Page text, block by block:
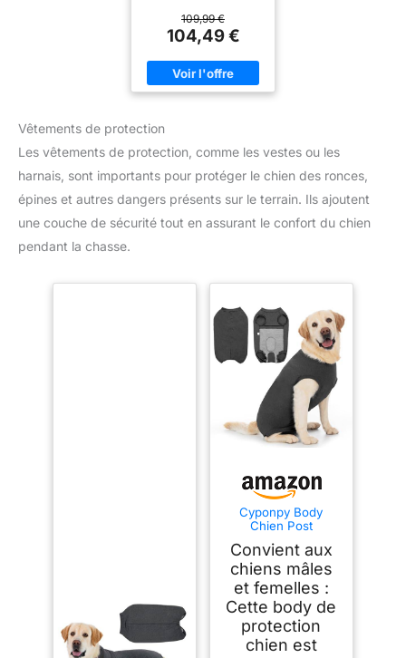
109,99 €
104,49 €
Vêtements de protection
Les vêtements de protection, comme les vestes ou les
harnais, sont importants pour protéger le chien des ronces,
épines et autres dangers présents sur le terrain. Ils ajoutent
une couche de sécurité tout en assurant le confort du chien
pendant la chasse.
Cyponpy Body
Chien Post
Male Castration
Chemises pour
Chiens Body
Medical pour Chien
Après Opération Anti
Lechage
Combinaison de
Protection Chiens
Convient aux
chiens mâles
et femelles :
Cette body de
protection
chien est